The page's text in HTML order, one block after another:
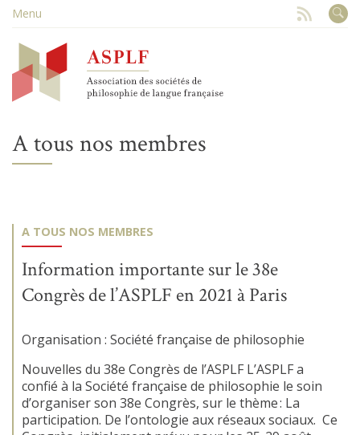
Menu
A tous nos membres
A TOUS NOS MEMBRES
Information importante sur le 38e
Congrès de l’ASPLF en 2021 à Paris
Organisation : Société française de philosophie
Nouvelles du 38e Congrès de l’ASPLF L’ASPLF a
confié à la Société française de philosophie le soin
d’organiser son 38e Congrès, sur le thème : La
participation. De l’ontologie aux réseaux sociaux. Ce